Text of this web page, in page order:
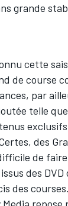
grande
cette
de course
par
telle
des
de
des
des courses.